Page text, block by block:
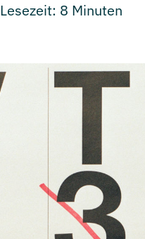
Lesezeit: 8 Minuten